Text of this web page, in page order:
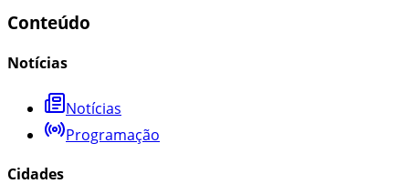
Conteúdo
Notícias
Notícias
Programação
Cidades